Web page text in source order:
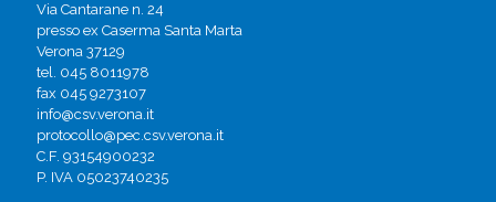
Via Cantarane n. 24
presso ex Caserma Santa Marta
Verona 37129
tel. 045 8011978
fax 045 9273107
info@csv.verona.it
protocollo@pec.csv.verona.it
C.F. 93154900232
P. IVA 05023740235